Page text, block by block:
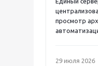
просмотр
29 июля 2026